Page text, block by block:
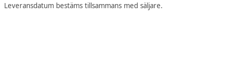
Leveransdatum bestäms tillsammans med säljare.